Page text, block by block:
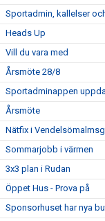
Sportadmin, kallelser
Heads Up
Vill du vara med
Årsmöte 28/8
Sportadminappen
Årsmöte
Nätfix i
Sommarjobb i värmen
3x3 plan i Rudan
Öppet Hus - Prova på
Sponsorhuset har nya